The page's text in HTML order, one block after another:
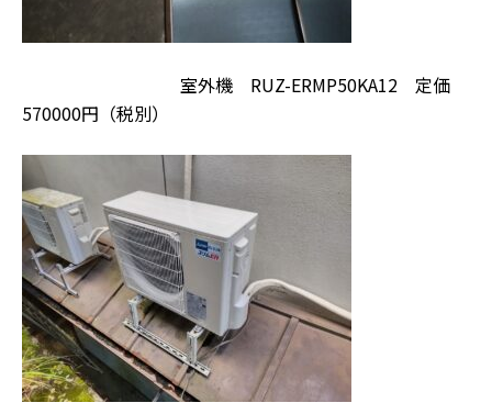
室外機 RUZ-ERMP50KA12 定価
570000円（税別）